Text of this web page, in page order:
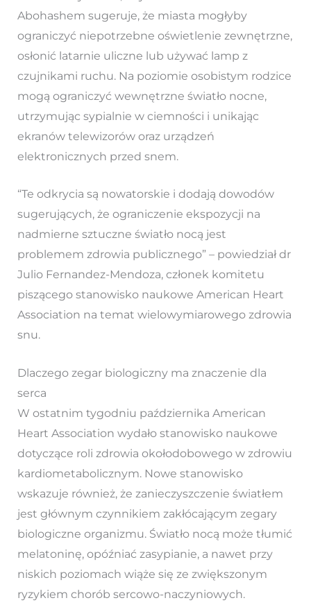
Abohashem sugeruje, że miasta mogłyby
ograniczyć niepotrzebne oświetlenie zewnętrzne,
osłonić latarnie uliczne lub używać lamp z
czujnikami ruchu. Na poziomie osobistym rodzice
mogą ograniczyć wewnętrzne światło nocne,
utrzymując sypialnie w ciemności i unikając
ekranów telewizorów oraz urządzeń
elektronicznych przed snem.
“Te odkrycia są nowatorskie i dodają dowodów
sugerujących, że ograniczenie ekspozycji na
nadmierne sztuczne światło nocą jest
problemem zdrowia publicznego” – powiedział dr
Julio Fernandez-Mendoza, członek komitetu
piszącego stanowisko naukowe American Heart
Association na temat wielowymiarowego zdrowia
snu.
Dlaczego zegar biologiczny ma znaczenie dla
serca
W ostatnim tygodniu października American
Heart Association wydało stanowisko naukowe
dotyczące roli zdrowia okołodobowego w zdrowiu
kardiometabolicznym. Nowe stanowisko
wskazuje również, że zanieczyszczenie światłem
jest głównym czynnikiem zakłócającym zegary
biologiczne organizmu. Światło nocą może tłumić
melatoninę, opóźniać zasypianie, a nawet przy
niskich poziomach wiąże się ze zwiększonym
ryzykiem chorób sercowo-naczyniowych.